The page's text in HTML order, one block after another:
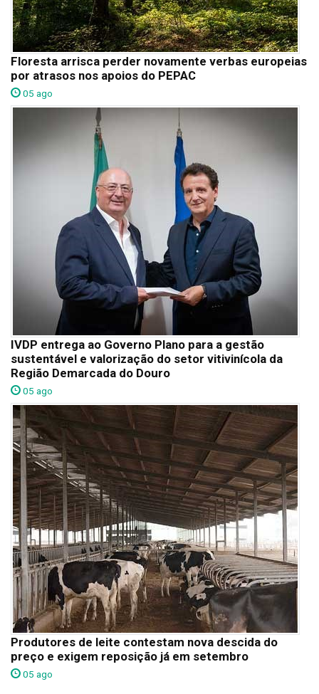
Floresta arrisca perder novamente verbas europeias
por atrasos nos apoios do PEPAC
05 ago
IVDP entrega ao Governo Plano para a gestão
sustentável e valorização do setor vitivinícola da
Região Demarcada do Douro
05 ago
Produtores de leite contestam nova descida do
preço e exigem reposição já em setembro
05 ago